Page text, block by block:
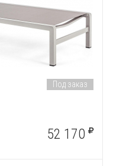
Под заказ
52 170